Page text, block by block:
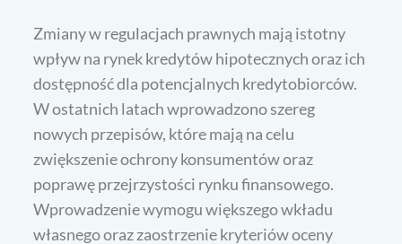
Zmiany w regulacjach prawnych mają istotny
wpływ na rynek kredytów hipotecznych oraz ich
dostępność dla potencjalnych kredytobiorców.
W ostatnich latach wprowadzono szereg
nowych przepisów, które mają na celu
zwiększenie ochrony konsumentów oraz
poprawę przejrzystości rynku finansowego.
Wprowadzenie wymogu większego wkładu
własnego oraz zaostrzenie kryteriów oceny